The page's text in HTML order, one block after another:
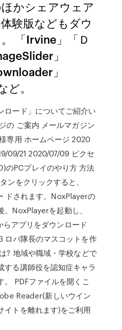
かシェアウェア
験版などもダウ
「Irvine」「Ｄ
」
」
ど。
ロード」についてご紹介い
の ご案内 メールマガジン
専用 ホームページ 2020
09/21 2020/07/09 ピクセ
のPCプレイのやり方 方法
ンをクリックすると、
ドされます。NoxPlayerの
NoxPlayerを起動し、
アプリをダウンロード
バ隊長のマスコットを作
? 地域や職域・学校などで
する講師役を認知症キャラ
PDFファイルを開くこ
Reader(新しいウイン
イトを離れます)をご利用